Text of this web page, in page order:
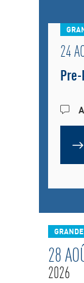
24
28
2026